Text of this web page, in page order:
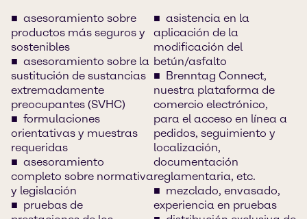
asesoramiento sobre
productos más seguros y
sostenibles
asesoramiento sobre la
sustitución de sustancias
extremadamente
preocupantes (SVHC)
formulaciones
orientativas y muestras
requeridas
asesoramiento
completo sobre normativa
y legislación
pruebas de
asistencia en la
aplicación de la
modificación del
betún/asfalto
Brenntag Connect,
nuestra plataforma de
comercio electrónico,
para el acceso en línea a
pedidos, seguimiento y
localización,
documentación
reglamentaria, etc.
mezclado, envasado,
experiencia en pruebas